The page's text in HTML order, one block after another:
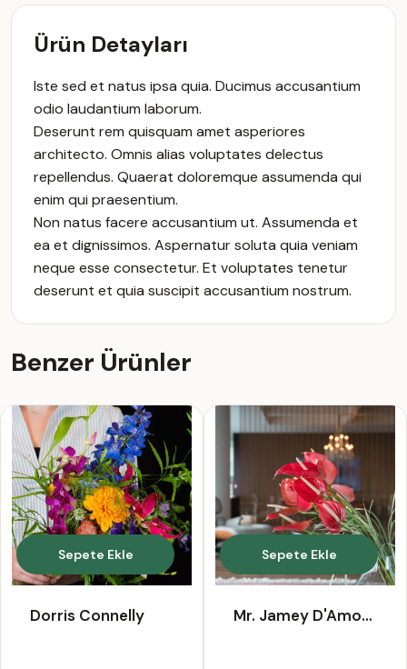
Ürün Detayları
Iste sed et natus ipsa quia. Ducimus accusantium
odio laudantium laborum.
Deserunt rem quisquam amet asperiores
architecto. Omnis alias voluptates delectus
repellendus. Quaerat doloremque assumenda qui
enim qui praesentium.
Non natus facere accusantium ut. Assumenda et
ea et dignissimos. Aspernatur soluta quia veniam
neque esse consectetur. Et voluptates tenetur
deserunt et quia suscipit accusantium nostrum.
Benzer Ürünler
Sepete Ekle
Dorris Connelly
Sepete Ekle
Mr. Jamey D'Amore